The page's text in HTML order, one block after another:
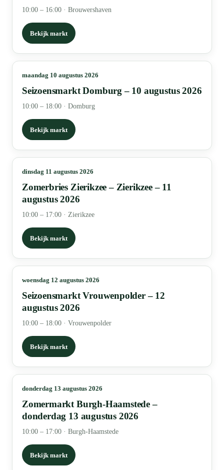
10:00 – 16:00 · Brouwershaven
Bekijk markt
maandag 10 augustus 2026
Seizoensmarkt Domburg – 10 augustus 2026
10:00 – 18:00 · Domburg
Bekijk markt
dinsdag 11 augustus 2026
Zomerbries Zierikzee – Zierikzee – 11
augustus 2026
10:00 – 17:00 · Zierikzee
Bekijk markt
woensdag 12 augustus 2026
Seizoensmarkt Vrouwenpolder – 12
augustus 2026
10:00 – 18:00 · Vrouwenpolder
Bekijk markt
donderdag 13 augustus 2026
Zomermarkt Burgh-Haamstede –
donderdag 13 augustus 2026
10:00 – 17:00 · Burgh-Haamstede
Bekijk markt